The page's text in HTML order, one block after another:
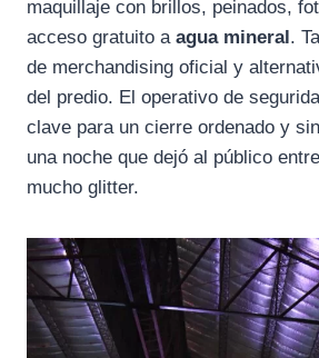
maquillaje con brillos, peinados,
acceso gratuito a agua mineral.
de merchandising oficial y
del predio. El operativo de
clave para un cierre ordenado y
una noche que dejó al público
mucho glitter.